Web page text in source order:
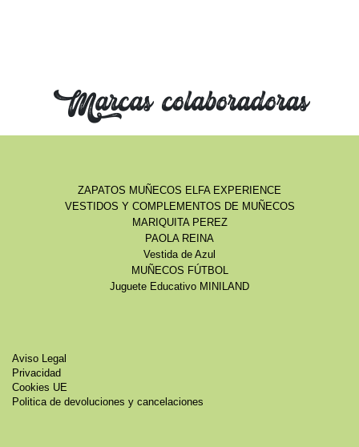
Marcas colaboradoras
ZAPATOS MUÑECOS ELFA EXPERIENCE
VESTIDOS Y COMPLEMENTOS DE MUÑECOS
MARIQUITA PEREZ
PAOLA REINA
Vestida de Azul
MUÑECOS FÚTBOL
Juguete Educativo MINILAND
Aviso Legal
Privacidad
Cookies UE
Politica de devoluciones y cancelaciones